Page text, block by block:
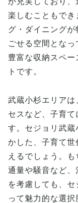
楽しむこともで
グ・ダイニング
ごせる空間となっ
豊富な収納スペ
トです。
武蔵小杉エリアは
セスなど、子育て
す。セジョリ武
かした、子育て
えるでしょう。
通量や騒音など、
を考慮しても、
って魅力的な選択